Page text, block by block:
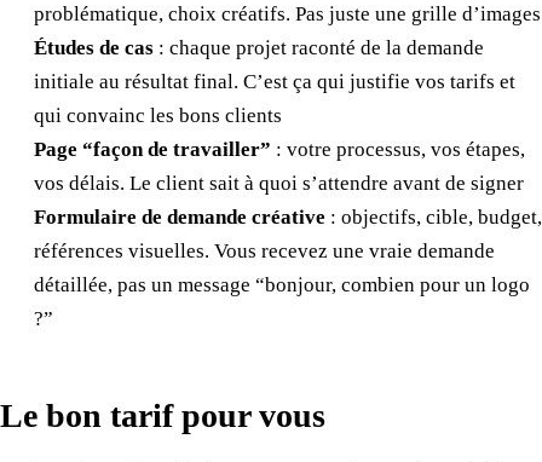
problématique, choix créatifs. Pas juste une grille d’images
Études de cas : chaque projet raconté de la demande
initiale au résultat final. C’est ça qui justifie vos tarifs et
qui convainc les bons clients
Page “façon de travailler” : votre processus, vos étapes,
vos délais. Le client sait à quoi s’attendre avant de signer
Formulaire de demande créative : objectifs, cible, budget,
références visuelles. Vous recevez une vraie demande
détaillée, pas un message “bonjour, combien pour un logo
?”
Le bon tarif pour vous